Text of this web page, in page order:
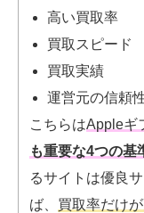
高い買取率
買取スピード
買取実績
運営元の信頼
こちらはAppleギ
も重要な4つの基
るサイトは優良
ば、 買取率だけ